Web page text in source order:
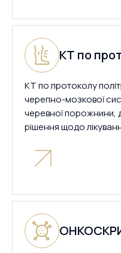
КТ по
КТ по протоколу
черепно-мозкової
черевної порожнини,
рішення щодо